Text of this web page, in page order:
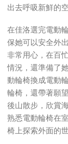
出去呼吸新鮮的空
在佳洛選完電動
保她可以安全外
非常用心，在百
情況，還準備了
動輪椅換成電動
輪椅，還帶著願
後山散步，欣賞
熟悉電動輪椅在
椅上探索外面的